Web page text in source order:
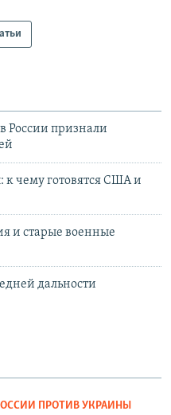
России признали
к чему готовятся США и
и старые военные
дальности
ПРОТИВ УКРАИНЫ